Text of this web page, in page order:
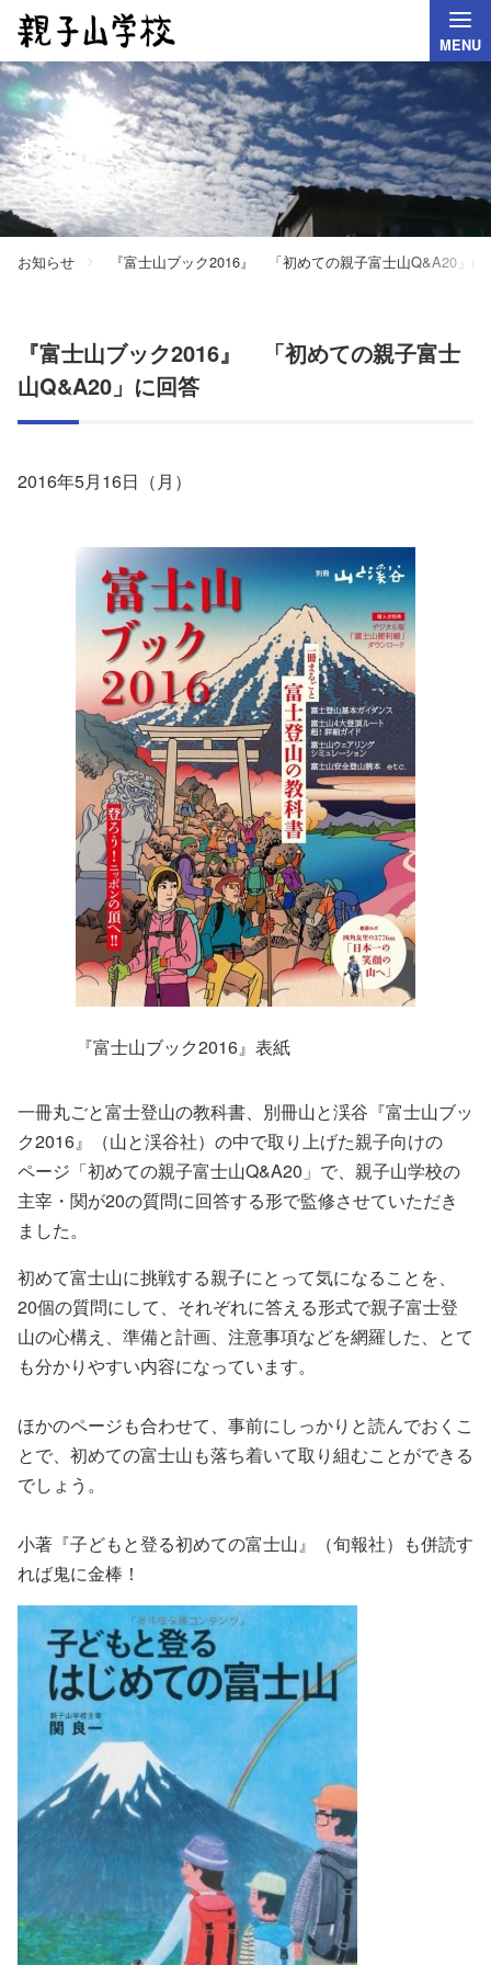
MENU
お知らせ
お知らせ 『富士山ブック2016』 「初めての親子富士山Q&A20」に
『富士山ブック2016』 「初めての親子富士
山Q&A20」に回答
2016年5月16日（月）
『富士山ブック2016』表紙
一冊丸ごと富士登山の教科書、別冊山と渓谷『富士山ブッ
ク2016』（山と渓谷社）の中で取り上げた親子向けの
ページ「初めての親子富士山Q&A20」で、親子山学校の
主宰・関が20の質問に回答する形で監修させていただき
ました。
初めて富士山に挑戦する親子にとって気になることを、
20個の質問にして、それぞれに答える形式で親子富士登
山の心構え、準備と計画、注意事項などを網羅した、とて
も分かりやすい内容になっています。
ほかのページも合わせて、事前にしっかりと読んでおくこ
とで、初めての富士山も落ち着いて取り組むことができる
でしょう。
小著『子どもと登る初めての富士山』（旬報社）も併読す
れば鬼に金棒！